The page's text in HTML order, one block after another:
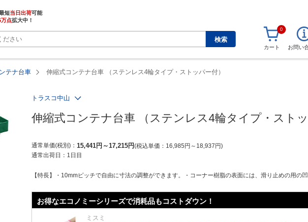
短当日出荷
万点拡大中！
検索
0
カート お問い
テナ台車 伸縮式コンテナ台車 （ステンレス4輪タイプ・ストッパー付）
トラスコ中山
伸縮式コンテナ台車 （ステンレス4輪タイプ・ストッ
通常単価(税別) 15,441円 ～17,215円 税込単価 16,985円 ～ 18,937円
通常出荷日： 1日目
【特長】・10mmピッチで自由に寸法の調整ができます。・コーナー樹脂の表面には、滑り止めの用の
お得なエコノミーシリーズで消耗品もコストダウン！
ミスミ